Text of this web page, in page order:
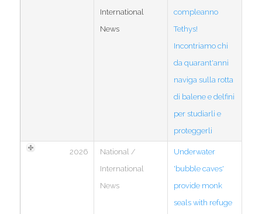
International
News
compleanno
Tethys!
Incontriamo chi
da quarant'anni
naviga sulla rotta
di balene e delfini
per studiarli e
proteggerli
2026
National /
International
News
Underwater
'bubble caves'
provide monk
seals with refuge